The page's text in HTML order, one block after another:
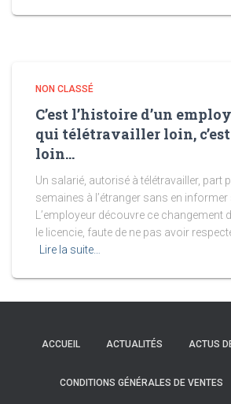
NON CLASSÉ
C’est l’histoire d’un
qui télétravailler loin,
loin…
Un salarié, autorisé à télétravailler, part
semaines à l’étranger sans en
L’employeur découvre ce changement
le licencie, faute de ne pas avoir
Lire la suite…
ACCUEIL ACTUALITÉS ACTUS
CONDITIONS GÉNÉRALES DE VENTES